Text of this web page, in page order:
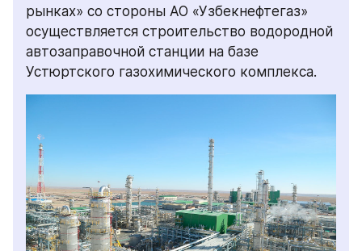
рынках» со стороны АО «Узбекнефтегаз»
осуществляется строительство водородной
автозаправочной станции на базе
Устюртского газохимического комплекса.